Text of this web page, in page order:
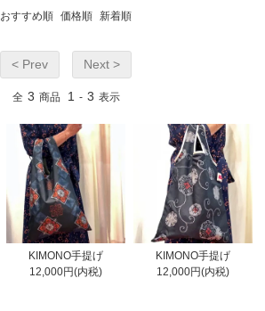
おすすめ順 価格順 新着順
< Prev Next >
全 3 商品 1 - 3 表示
KIMONO手提げ
12,000円(内税)
KIMONO手提げ
12,000円(内税)